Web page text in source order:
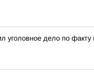
уголовное дело по факту